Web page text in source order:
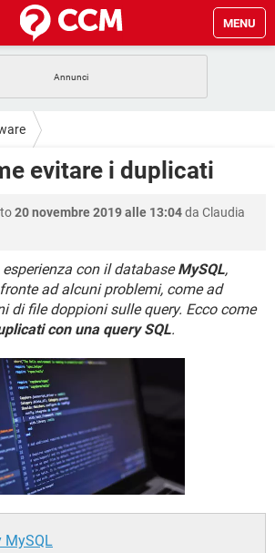
MENU
WINDOWS 10
ANDROID
WINDOWS 10
FACEBOOK
WHATSAPP
ANDROID
WINDOWS 10
WHATSAPP
FACEBOOK
GAMING
FACEBOOK
evitare i duplicati
20 novembre 2019 alle 13:04da Claudia
con il databaseMySQL,
ad alcuni problemi, come ad
di file doppioni sulle query. Ecco come
con una query SQL.
MySQL